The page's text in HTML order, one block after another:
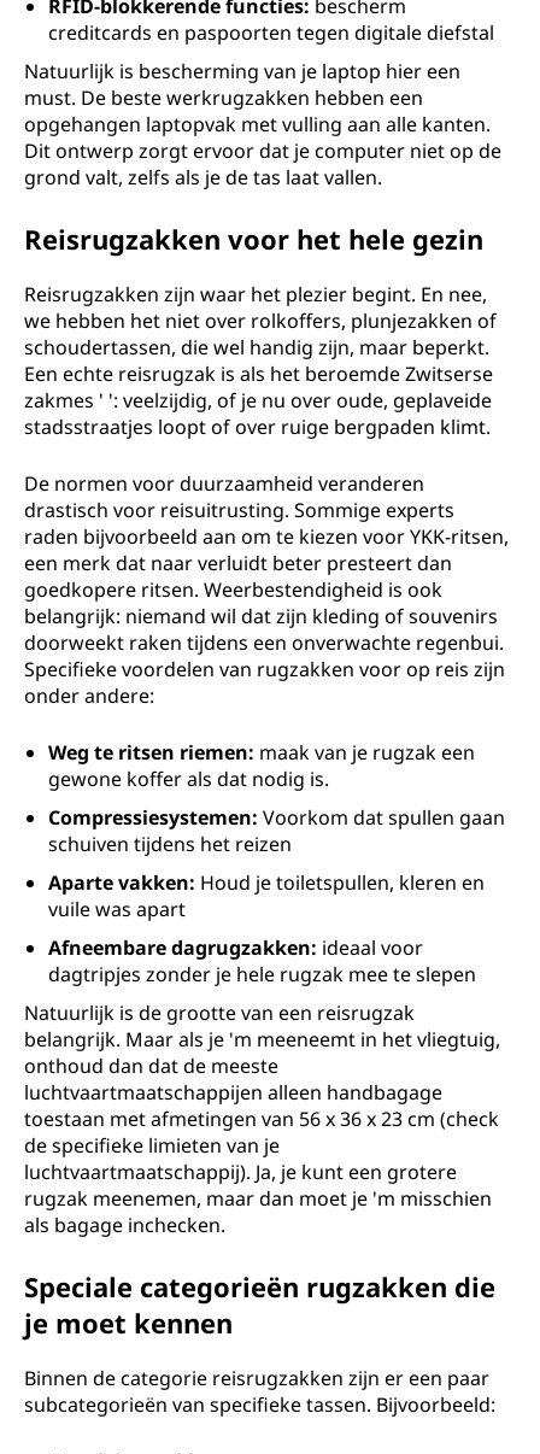
RFID-blokkerende functies: bescherm
creditcards en paspoorten tegen digitale diefstal
Natuurlijk is bescherming van je laptop hier een
must. De beste werkrugzakken hebben een
opgehangen laptopvak met vulling aan alle kanten.
Dit ontwerp zorgt ervoor dat je computer niet op de
grond valt, zelfs als je de tas laat vallen.
Reisrugzakken voor het hele gezin
Reisrugzakken zijn waar het plezier begint. En nee,
we hebben het niet over rolkoffers, plunjezakken of
schoudertassen, die wel handig zijn, maar beperkt.
Een echte reisrugzak is als het beroemde Zwitserse
zakmes ' ': veelzijdig, of je nu over oude, geplaveide
stadsstraatjes loopt of over ruige bergpaden klimt.
De normen voor duurzaamheid veranderen
drastisch voor reisuitrusting. Sommige experts
raden bijvoorbeeld aan om te kiezen voor YKK-ritsen,
een merk dat naar verluidt beter presteert dan
goedkopere ritsen. Weerbestendigheid is ook
belangrijk: niemand wil dat zijn kleding of souvenirs
doorweekt raken tijdens een onverwachte regenbui.
Specifieke voordelen van rugzakken voor op reis zijn
onder andere:
Weg te ritsen riemen: maak van je rugzak een
gewone koffer als dat nodig is.
Compressiesystemen: Voorkom dat spullen gaan
schuiven tijdens het reizen
Aparte vakken: Houd je toiletspullen, kleren en
vuile was apart
Afneembare dagrugzakken: ideaal voor
dagtripjes zonder je hele rugzak mee te slepen
Natuurlijk is de grootte van een reisrugzak
belangrijk. Maar als je 'm meeneemt in het vliegtuig,
onthoud dan dat de meeste
luchtvaartmaatschappijen alleen handbagage
toestaan met afmetingen van 56 x 36 x 23 cm (check
de specifieke limieten van je
luchtvaartmaatschappij). Ja, je kunt een grotere
rugzak meenemen, maar dan moet je 'm misschien
als bagage inchecken.
Speciale categorieën rugzakken die
je moet kennen
Binnen de categorie reisrugzakken zijn er een paar
subcategorieën van specifieke tassen. Bijvoorbeeld: